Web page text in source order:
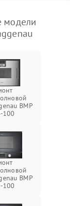
модели
BMP
100
BMP
100